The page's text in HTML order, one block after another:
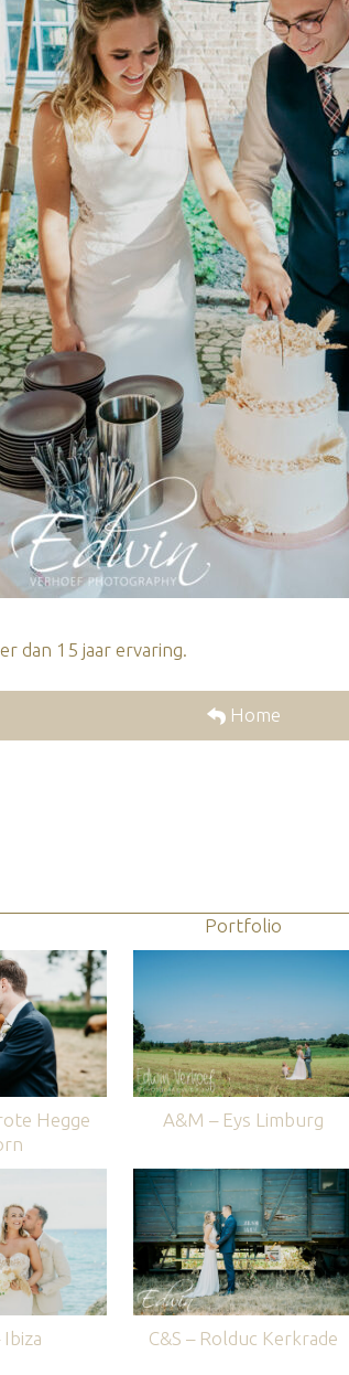
dan 15 jaar ervaring.
Home
Portfolio
Hegge
A&M – Eys Limburg
Ibiza C&S – Rolduc Kerkrade